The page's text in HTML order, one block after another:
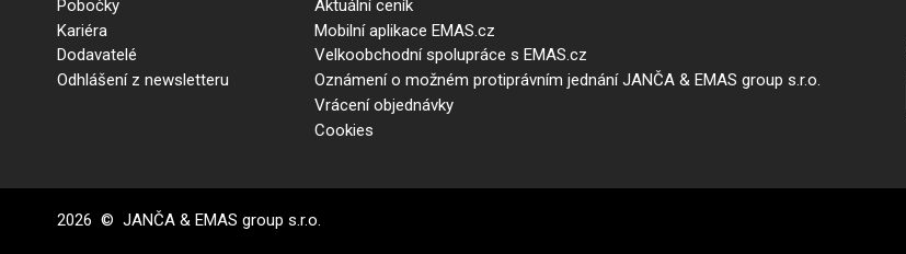
Pobočky
Kariéra
Dodavatelé
Odhlášení z newsletteru
Aktuální ceník
Mobilní aplikace EMAS.cz
Velkoobchodní spolupráce s EMAS.cz
Oznámení o možném protiprávním jednání JANČA & EMAS group s.r.o.
Vrácení objednávky
Cookies
2026 © JANČA & EMAS group s.r.o.